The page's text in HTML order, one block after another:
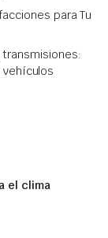
para Tu
el clima